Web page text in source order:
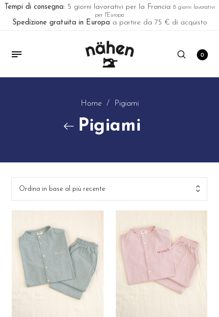
Tempi di consegna: 5 giorni lavorativi per la Francia 8 giorni lavorativi
per l'Europa
Spedizione gratuita in Europa a partire da 75 € di acquisto
0
Home / Pigiami
Pigiami
Ordina in base al più recente